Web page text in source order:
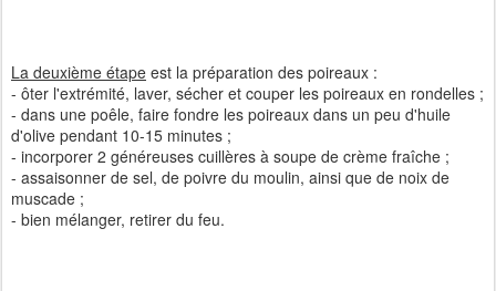
La deuxième étape est la préparation des poireaux :
- ôter l'extrémité, laver, sécher et couper les poireaux en rondelles ;
- dans une poêle, faire fondre les poireaux dans un peu d'huile
d'olive pendant 10-15 minutes ;
- incorporer 2 généreuses cuillères à soupe de crème fraîche ;
- assaisonner de sel, de poivre du moulin, ainsi que de noix de
muscade ;
- bien mélanger, retirer du feu.